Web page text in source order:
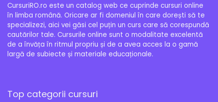
CursuriRO.ro este un catalog web ce cuprinde cursuri online
în limba română. Oricare ar fi domeniul în care dorești să te
specializezi, aici vei găsi cel puțin un curs care să corespundă
cautărilor tale. Cursurile online sunt o modalitate excelentă
de a învăța în ritmul propriu și de a avea acces la o gamă
largă de subiecte și materiale educaționale.
Top categorii cursuri